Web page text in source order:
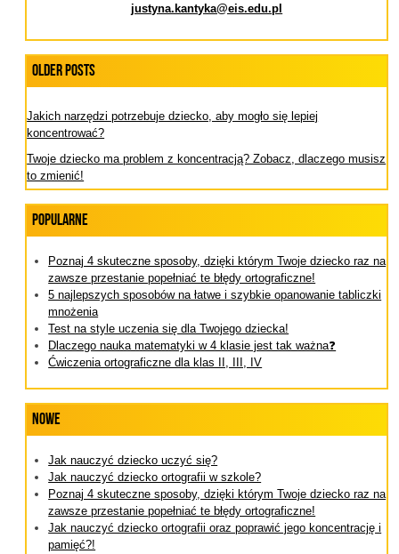
justyna.kantyka@eis.edu.pl
Older Posts
Jakich narzędzi potrzebuje dziecko, aby mogło się lepiej
koncentrować?
Twoje dziecko ma problem z koncentracją? Zobacz, dlaczego musisz
to zmienić!
Popularne
Poznaj 4 skuteczne sposoby, dzięki którym Twoje dziecko raz na
zawsze przestanie popełniać te błędy ortograficzne!
5 najlepszych sposobów na łatwe i szybkie opanowanie tabliczki
mnożenia
Test na style uczenia się dla Twojego dziecka!
Dlaczego nauka matematyki w 4 klasie jest tak ważna❓
Ćwiczenia ortograficzne dla klas II, III, IV
Nowe
Jak nauczyć dziecko uczyć się?
Jak nauczyć dziecko ortografii w szkole?
Poznaj 4 skuteczne sposoby, dzięki którym Twoje dziecko raz na
zawsze przestanie popełniać te błędy ortograficzne!
Jak nauczyć dziecko ortografii oraz poprawić jego koncentrację i
pamięć?!